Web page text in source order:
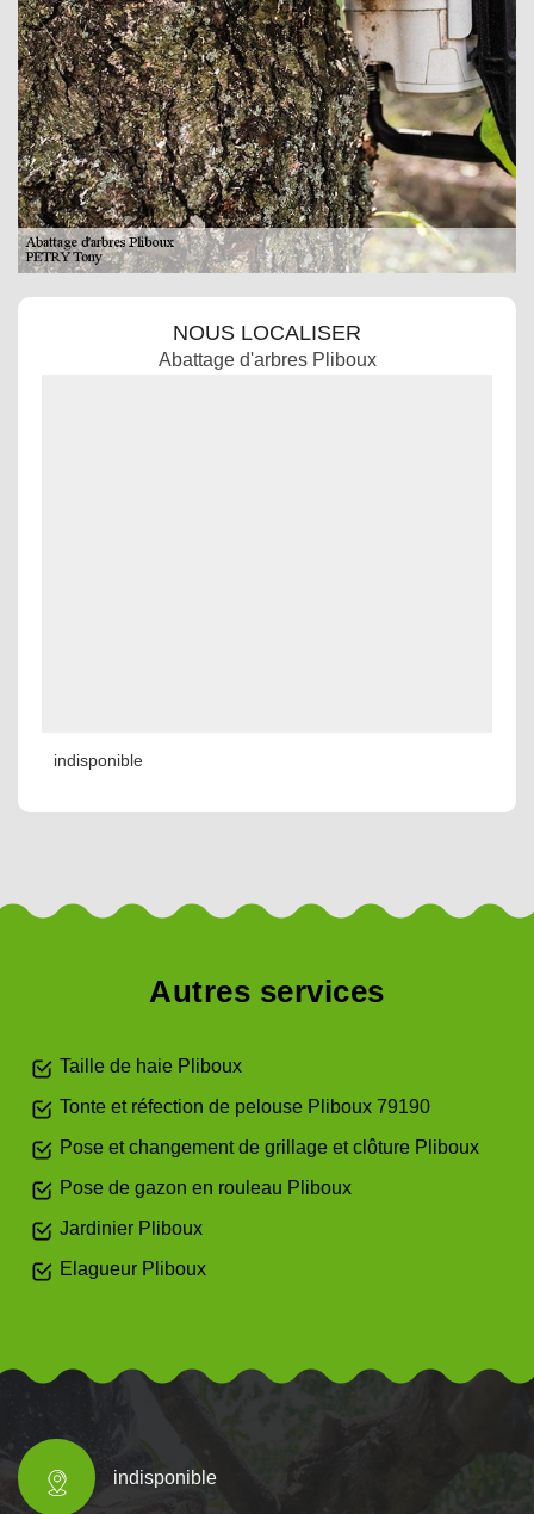
NOUS LOCALISER
Abattage d'arbres Pliboux
indisponible
Autres services
Taille de haie Pliboux
Tonte et réfection de pelouse Pliboux 79190
Pose et changement de grillage et clôture Pliboux
Pose de gazon en rouleau Pliboux
Jardinier Pliboux
Elagueur Pliboux
indisponible